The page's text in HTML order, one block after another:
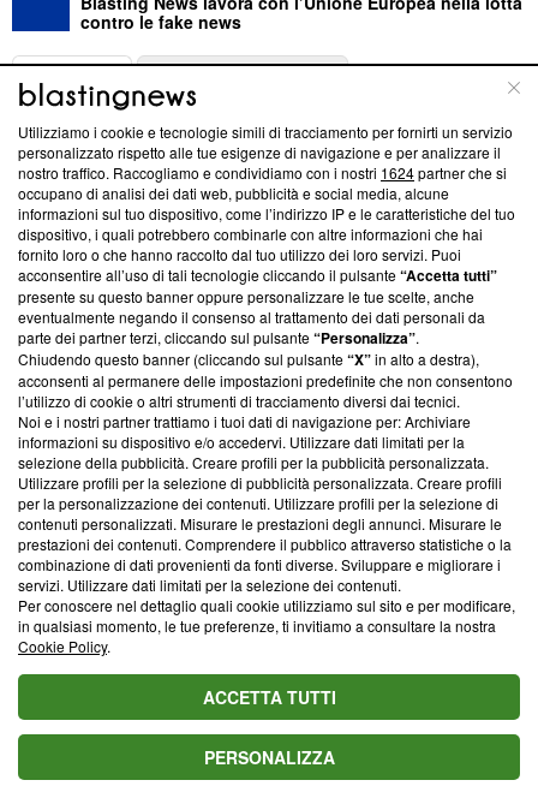
contro le fake news
ABOUT
Questa sezione offre informazioni trasparenti su Blasting
News, sui nostri processi editoriali e su come ci impegniamo a
creare news di qualità. Inoltre, afferma la nostra aderenza a
‘Trust Project - News with Integrity’Blasting News non è
ancora membro del programma, ma ha richiesto di farne
parte; Trust Project non ha ancora effettuato una verifica di
conformità agli standard.
Su di noi
Team editoriale
Corporate
Redazione
Informativa Privacy
Cookie Policy
Blasting SA, IDI CHE-247.845.224, Via Carlo Frasca, 3 - 6900
Lugano (Svizzera) Tel:+39 0690258937
© 2026 Blasting News
Utilizziamo i cookie e tecnologie simili di tracciamento per fornirti un servizio
personalizzato rispetto alle tue esigenze di navigazione e per analizzare il
nostro traffico. Raccogliamo e condividiamo con i nostri 1624partner che si
occupano di analisi dei dati web, pubblicità e social media, alcune
informazioni sul tuo dispositivo, come l’indirizzo IP e le caratteristiche del tuo
dispositivo, i quali potrebbero combinarle con altre informazioni che hai
fornito loro o che hanno raccolto dal tuo utilizzo dei loro servizi. Puoi
acconsentire all’uso di tali tecnologie cliccando il pulsante“Accetta tutti”
presente su questo banner oppure personalizzare le tue scelte, anche
eventualmente negando il consenso al trattamento dei dati personali da
parte dei partner terzi, cliccando sul pulsante“Personalizza”.
Chiudendo questo banner (cliccando sul pulsante“X”in alto a destra),
acconsenti al permanere delle impostazioni predefinite che non consentono
l’utilizzo di cookie o altri strumenti di tracciamento diversi dai tecnici.
Noi e i nostri partner trattiamo i tuoi dati di navigazione per: Archiviare
informazioni su dispositivo e/o accedervi. Utilizzare dati limitati per la
selezione della pubblicità. Creare profili per la pubblicità personalizzata.
Utilizzare profili per la selezione di pubblicità personalizzata. Creare profili
per la personalizzazione dei contenuti. Utilizzare profili per la selezione di
contenuti personalizzati. Misurare le prestazioni degli annunci. Misurare le
prestazioni dei contenuti. Comprendere il pubblico attraverso statistiche o la
combinazione di dati provenienti da fonti diverse. Sviluppare e migliorare i
servizi. Utilizzare dati limitati per la selezione dei contenuti.
Per conoscere nel dettaglio quali cookie utilizziamo sul sito e per modificare,
in qualsiasi momento, le tue preferenze, ti invitiamo a consultare la nostra
Cookie Policy.
ACCETTA TUTTI
PERSONALIZZA